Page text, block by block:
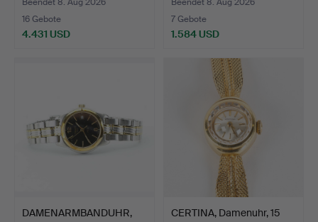
16 Gebote
4.431 USD
7 Gebote
1.584 USD
DAMENARMBANDUHR,
CERTINA, Damenuhr, 15